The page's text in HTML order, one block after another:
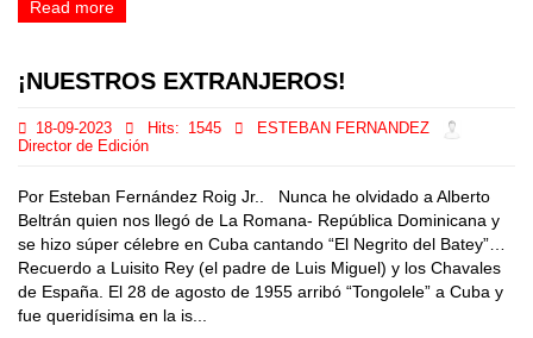
Read more
¡NUESTROS EXTRANJEROS!
18-09-2023 Hits: 1545
ESTEBAN FERNANDEZ
Director de Edición
Por Esteban Fernández Roig Jr.. Nunca he olvidado a Alberto
Beltrán quien nos llegó de La Romana- República Dominicana y
se hizo súper célebre en Cuba cantando “El Negrito del Batey”…
Recuerdo a Luisito Rey (el padre de Luis Miguel) y los Chavales
de España. El 28 de agosto de 1955 arribó “Tongolele” a Cuba y
fue queridísima en la is...